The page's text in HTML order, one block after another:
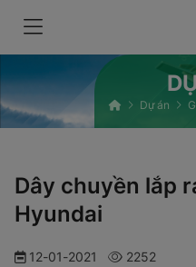
Dự án
Dây chuyền lắp
Hyundai
12-01-2021 2252